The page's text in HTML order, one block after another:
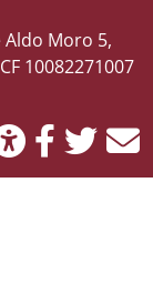
Aldo Moro 5,
10082271007